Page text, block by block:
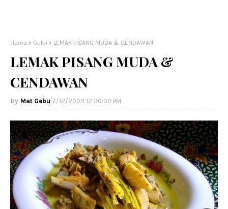
Home Gulai LEMAK PISANG MUDA & CENDAWAN
LEMAK PISANG MUDA &
CENDAWAN
Mat Gebu 7/12/2009 12:30:00 PM